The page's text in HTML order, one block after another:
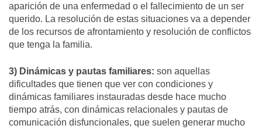
aparición de una enfermedad o el fallecimiento de un ser
querido. La resolución de estas situaciones va a depender
de los recursos de afrontamiento y resolución de conflictos
que tenga la familia.
3) Dinámicas y pautas familiares: son aquellas
dificultades que tienen que ver con condiciones y
dinámicas familiares instauradas desde hace mucho
tiempo atrás, con dinámicas relacionales y pautas de
comunicación disfuncionales, que suelen generar mucho